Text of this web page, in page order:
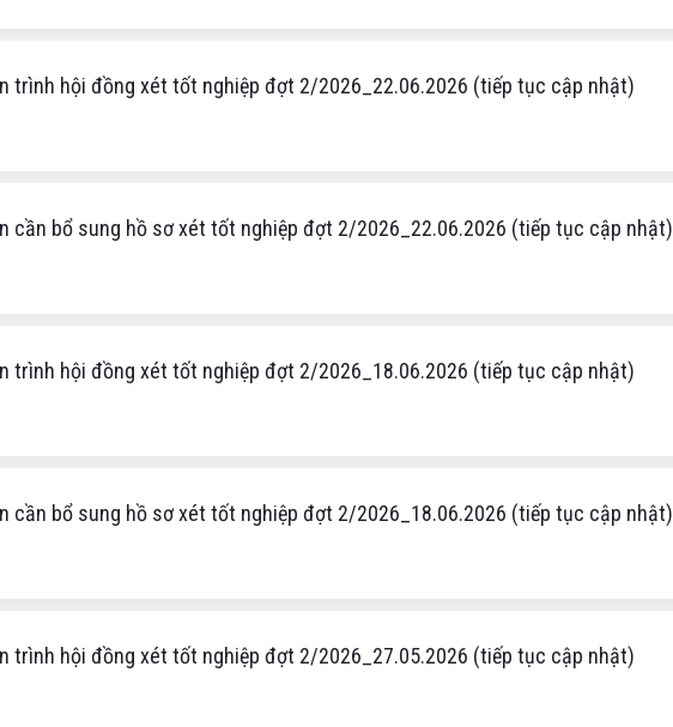
trình hội đồng xét tốt nghiệp đợt 2/2026_22.06.2026 (tiếp tục cập nhật)
cần bổ sung hồ sơ xét tốt nghiệp đợt 2/2026_22.06.2026 (tiếp tục cập nhật)
trình hội đồng xét tốt nghiệp đợt 2/2026_18.06.2026 (tiếp tục cập nhật)
cần bổ sung hồ sơ xét tốt nghiệp đợt 2/2026_18.06.2026 (tiếp tục cập nhật)
trình hội đồng xét tốt nghiệp đợt 2/2026_27.05.2026 (tiếp tục cập nhật)